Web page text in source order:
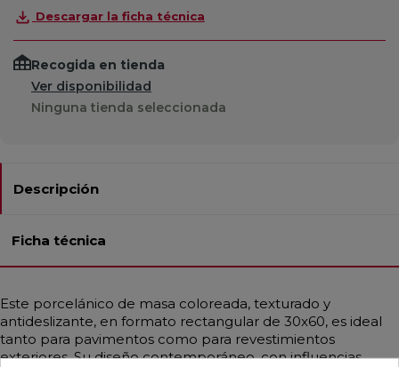
Descargar la ficha técnica
Recogida en tienda
Ver disponibilidad
Ninguna tienda seleccionada
Descripción
Ficha técnica
Este porcelánico de masa coloreada, texturado y
antideslizante, en formato rectangular de 30x60, es ideal
tanto para pavimentos como para revestimientos
exteriores. Su diseño contemporáneo, con influencias